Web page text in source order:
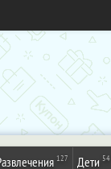
127 Дети 54